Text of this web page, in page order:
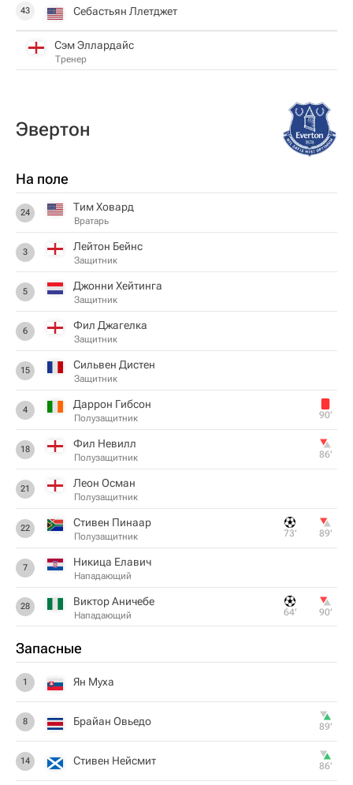
43 Себастьян Ллетджет
Сэм Эллардайс
Тренер
Эвертон
На поле
24 Тим Ховард
Вратарь
3 Лейтон Бейнс
Защитник
5 Джонни Хейтинга
Защитник
6 Фил Джагелка
Защитник
15 Сильвен Дистен
Защитник
4 Даррон Гибсон
Полузащитник 90‎’‎
18 Фил Невилл
Полузащитник 86‎’‎
21 Леон Осман
Полузащитник
22 Стивен Пинаар
Полузащитник 73‎’‎ 89‎’‎
7 Никица Елавич
Нападающий
28 Виктор Аничебе
Нападающий 64‎’‎ 90‎’‎
Запасные
1 Ян Муха
8 Брайан Овьедо 89‎’‎
14 Стивен Нейсмит 86‎’‎